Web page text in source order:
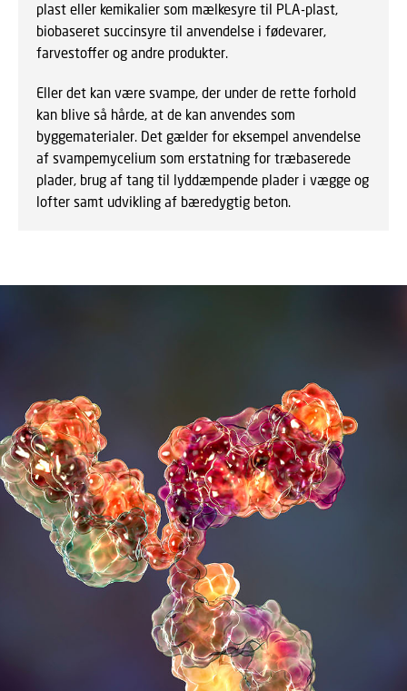
plast eller kemikalier som mælkesyre til PLA-plast,
biobaseret succinsyre til anvendelse i fødevarer,
farvestoffer og andre produkter.
Eller det kan være svampe, der under de rette forhold
kan blive så hårde, at de kan anvendes som
byggematerialer. Det gælder for eksempel anvendelse
af svampemycelium som erstatning for træbaserede
plader, brug af tang til lyddæmpende plader i vægge og
lofter samt udvikling af bæredygtig beton.